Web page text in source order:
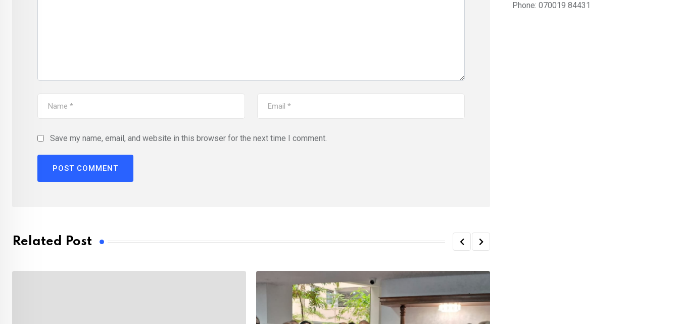
Save my name, email, and website in this browser for the next time I comment.
Related Post
Phone: 070019 84431